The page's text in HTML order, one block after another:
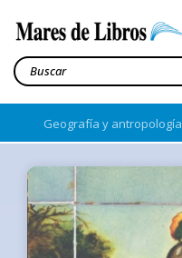
Geografía y antropología